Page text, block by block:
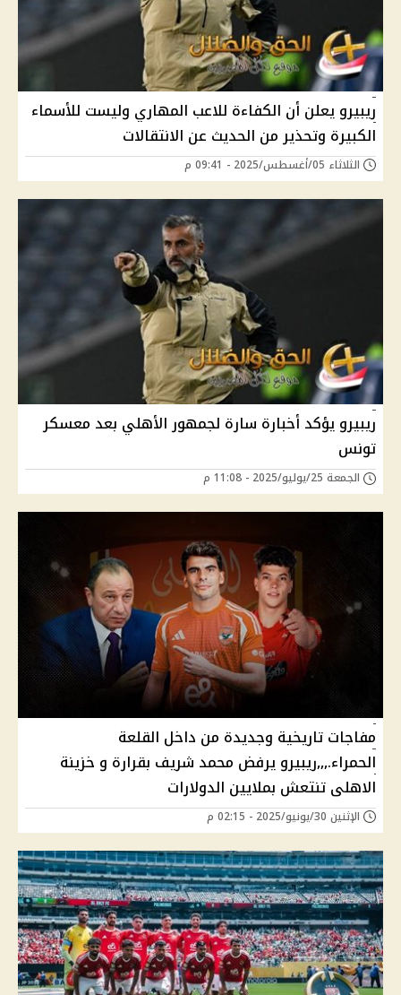
ريبيرو يعلن أن الكفاءة للاعب المهاري وليست للأسماء
الكبيرة وتحذير من الحديث عن الانتقالات
الثلاثاء 05/أغسطس/2025 - 09:41 م
ريبيرو يؤكد أخبارة سارة لجمهور الأهلي بعد معسكر
تونس
الجمعة 25/يوليو/2025 - 11:08 م
مفاجات تاريخية وجديدة من داخل القلعة
الحمراء.,,,ريبيرو يرفض محمد شريف بقرارة و خزينة
الاهلى تنتعش بملايين الدولارات
الإثنين 30/يونيو/2025 - 02:15 م